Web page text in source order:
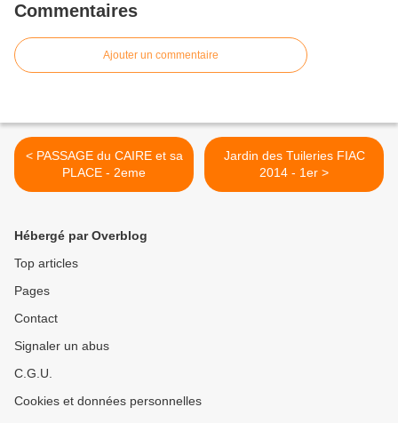
Commentaires
Ajouter un commentaire
< PASSAGE du CAIRE et sa
PLACE - 2eme
Jardin des Tuileries FIAC
2014 - 1er >
Hébergé par Overblog
Top articles
Pages
Contact
Signaler un abus
C.G.U.
Cookies et données personnelles